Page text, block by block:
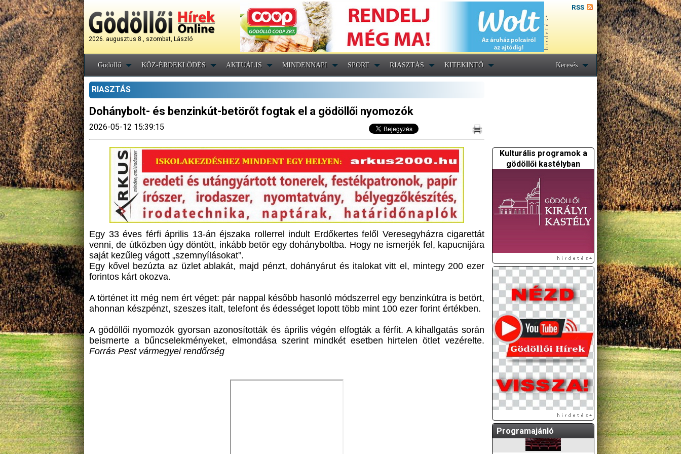
2026. augusztus 8., szombat, László
RSS
Gödöllő KÖZ-ÉRDEKLŐDÉS AKTUÁLIS MINDENNAPI SPORT RIASZTÁS KITEKINTŐ Keresés
RIASZTÁS
Dohánybolt- és benzinkút-betörőt fogtak el a gödöllői nyomozók
2026-05-12 15:39:15
Egy 33 éves férfi április 13-án éjszaka rollerrel indult Erdőkertes felől Veresegyházra cigarettát
venni, de útközben úgy döntött, inkább betör egy dohányboltba. Hogy ne ismerjék fel, kapucnijára
saját kezűleg vágott „szemnyílásokat”.
Egy kővel bezúzta az üzlet ablakát, majd pénzt, dohányárut és italokat vitt el, mintegy 200 ezer
forintos kárt okozva.
A történet itt még nem ért véget: pár nappal később hasonló módszerrel egy benzinkútra is betört,
ahonnan készpénzt, szeszes italt, telefont és édességet lopott több mint 100 ezer forint értékben.
A gödöllői nyomozók gyorsan azonosították és április végén elfogták a férfit. A kihallgatás során
beismerte a bűncselekményeket, elmondása szerint mindkét esetben hirtelen ötlet vezérelte.
Forrás Pest vármegyei rendőrség
Kulturális programok a
gödöllői kastélyban
Programajánló
A GÖDÖLLŐI ÉS
KÖRNYÉKBELI
KULTURÁLIS- ÉS
SPORTPROGRAMOKAT
KÖZÖSSÉGI
OLDALUNKON TESSZÜK
KÖZZÉ!